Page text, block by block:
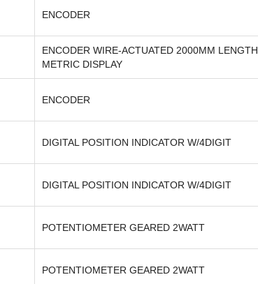
ENCODER
ENCODER WIRE-ACTUATED 2000MM LENGTH
METRIC DISPLAY
ENCODER
DIGITAL POSITION INDICATOR W/4DIGIT
DIGITAL POSITION INDICATOR W/4DIGIT
POTENTIOMETER GEARED 2WATT
POTENTIOMETER GEARED 2WATT